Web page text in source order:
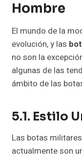
Hombre
El mundo de la
evolución, y las
no son la
algunas de las
ámbito de las
5.1. Estilo
Las botas
actualmente son